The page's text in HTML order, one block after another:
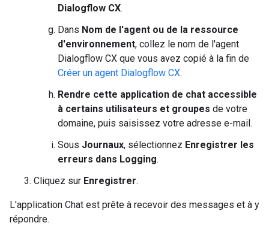
Dialogflow CX.
Dans Nom de l'agent ou de la ressource
d'environnement, collez le nom de l'agent
Dialogflow CX que vous avez copié à la fin de
Créer un agent Dialogflow CX.
Rendre cette application de chat accessible
à certains utilisateurs et groupes de votre
domaine, puis saisissez votre adresse e-mail.
Sous Journaux, sélectionnez Enregistrer les
erreurs dans Logging.
Cliquez sur Enregistrer.
L'application Chat est prête à recevoir des messages et à y
répondre.